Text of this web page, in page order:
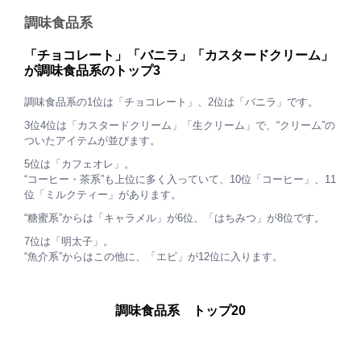
調味食品系
「チョコレート」「バニラ」「カスタードクリーム」
が調味食品系のトップ3
調味食品系の1位は「チョコレート」、2位は「バニラ」です。
3位4位は「カスタードクリーム」「生クリーム」で、“クリーム”の
ついたアイテムが並びます。
5位は「カフェオレ」。
“コーヒー・茶系”も上位に多く入っていて、10位「コーヒー」、11
位「ミルクティー」があります。
“糖蜜系”からは「キャラメル」が6位、「はちみつ」が8位です。
7位は「明太子」。
“魚介系”からはこの他に、「エビ」が12位に入ります。
調味食品系 トップ20